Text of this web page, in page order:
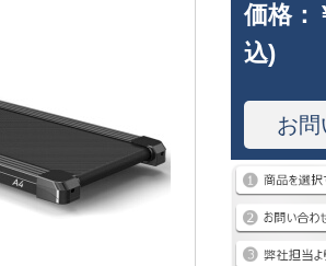
価格：
込)
お